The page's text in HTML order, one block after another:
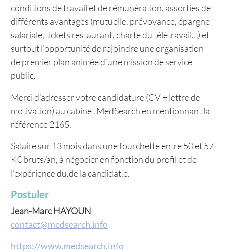
conditions de travail et de rémunération, assorties de
différents avantages (mutuelle, prévoyance, épargne
salariale, tickets restaurant, charte du télétravail…) et
surtout l’opportunité de rejoindre une organisation
de premier plan animée d’une mission de service
public.
Merci d’adresser votre candidature (CV + lettre de
motivation) au cabinet MedSearch en mentionnant la
référence 2165.
Salaire sur 13 mois dans une fourchette entre 50 et 57
K€ bruts/an, à négocier en fonction du profil et de
l’expérience du.de la candidat.e.
Postuler
Jean-Marc HAYOUN
contact@medsearch.info
https://www.medsearch.info